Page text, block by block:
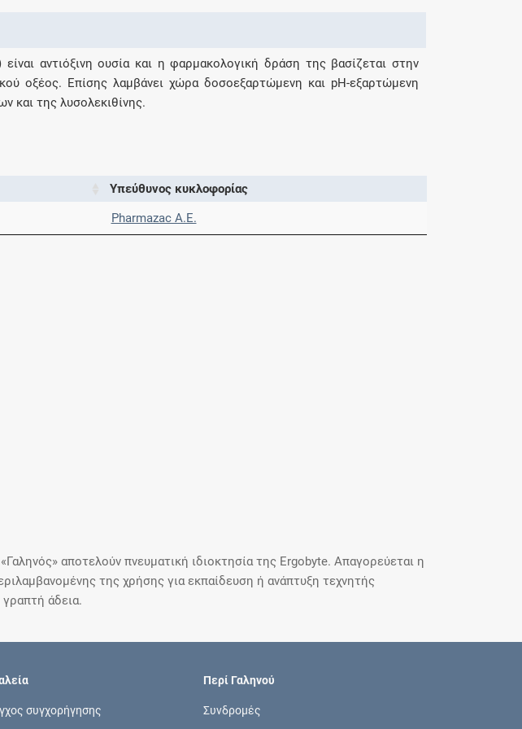
μέχρι
αντιόξινη ουσία και η φαρμακολογική δράση της βασίζεται στην
οξέος. Επίσης λαμβάνει χώρα δοσοεξαρτώμενη και pH-εξαρτώμενη
και της λυσολεκιθίνης.
Υπεύθυνος κυκλοφορίας
Pharmazac Α.Ε.
αποτελούν πνευματική ιδιοκτησία της Ergobyte. Απαγορεύεται η
της χρήσης για εκπαίδευση ή ανάπτυξη τεχνητής
άδεια.
συγχορήγησης
Περί Γαληνού
Συνδρομές